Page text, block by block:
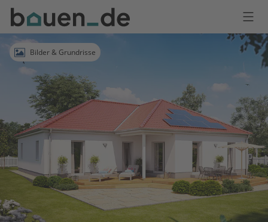
Bauen
Logo
AnmeldenBilder & Grundrisse